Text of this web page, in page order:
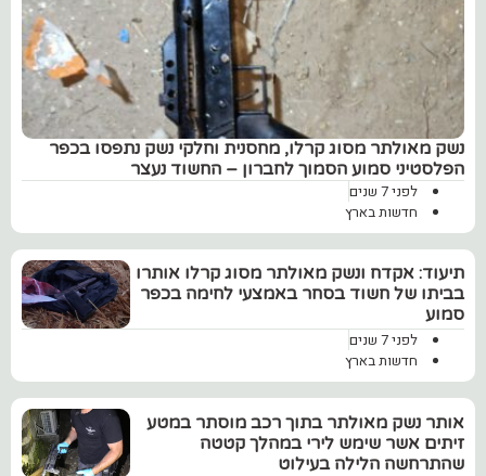
נשק מאולתר מסוג קרלו, מחסנית וחלקי נשק נתפסו בכפר
הפלסטיני סמוע הסמוך לחברון – החשוד נעצר
לפני 7 שנים
חדשות בארץ
תיעוד: אקדח ונשק מאולתר מסוג קרלו אותרו
בביתו של חשוד בסחר באמצעי לחימה בכפר
סמוע
לפני 7 שנים
חדשות בארץ
אותר נשק מאולתר בתוך רכב מוסתר במטע
זיתים אשר שימש לירי במהלך קטטה
שהתרחשה הלילה בעילוט